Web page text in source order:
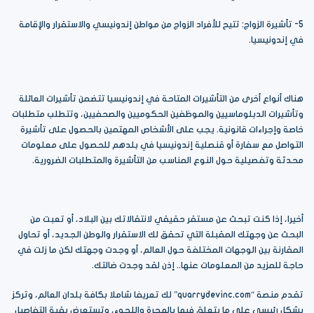
5- تأشيرة الزواج: تتيح للأفراد الزواج من مواطن إندونيسي والاستقرار والإقامة
في إندونيسيا.
هناك أنواع أخرى من التأشيرات المتاحة في إندونيسيا تتضمن تأشيرات العائلة
وتأشيرات الدبلوماسيين والموظفين الحكوميين والصحفيين، وتتطلب متطلبات
خاصة وإجراءات قانونية. يجب على الأشخاص المهتمين بالحصول على تأشيرة
التواصل مع سفارة أو قنصلية إندونيسيا في بلدهم للحصول على معلومات
محدثة وتفصيلية حول النوع المناسب من التأشيرة والمتطلبات الضرورية.
أخيرا، إذا كنت تبحث عن مستقر حقيقي لانتقالاتك بين البلاد، أو تعبت من
البحث عن وجهتك المقبلة التي تحقق لك الاستقرار والوطن الجديد، أو تحاول
المقارنة بين الوجهات المختلفة حول العالم، أو وجدت وجهتك لكن ما زلت في
حاجة للمزيد من المعلومات عنها.. إذن لقد وجدت ضالتك.
تقدم منصة “quarrydevinc.com” لك تعريفا شاملا بكافة بلدان العالم، وتركز
بشكل رئيسي على ما يتعلق فيها بالهجرة واللجوء، وتستعرض بقية التفاصيل